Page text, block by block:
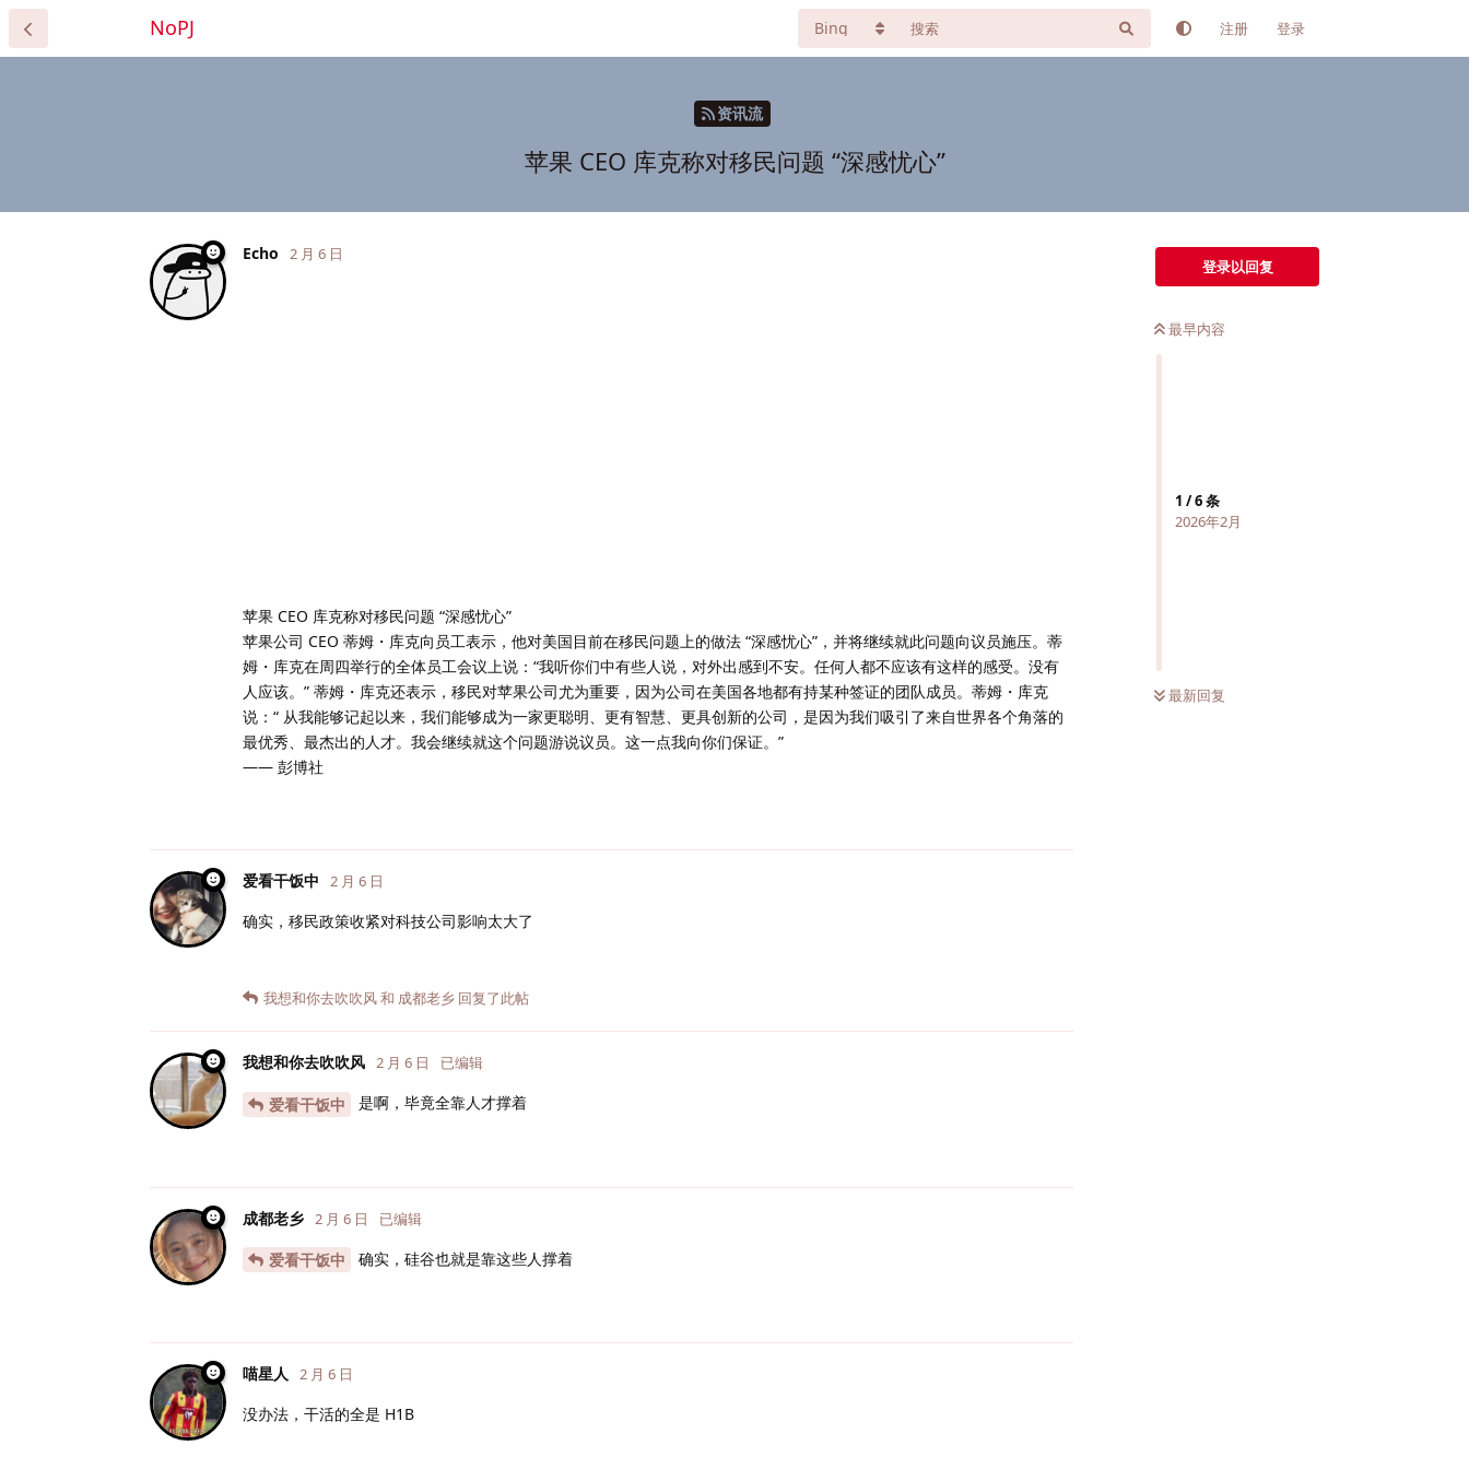
NoPJ 注册 登录
资讯流
苹果 CEO 库克称对移民问题 “深感忧心”
登录以回复
最早内容
1 /6条
2026年2月
最新回复
Echo 2 月 6 日
苹果 CEO 库克称对移民问题 “深感忧心”
苹果公司 CEO 蒂姆・库克向员工表示，他对美国目前在移民问题上的做法 “深感忧心”，并将继续就此问题向议员施压。蒂
姆・库克在周四举行的全体员工会议上说：“我听你们中有些人说，对外出感到不安。任何人都不应该有这样的感受。没有
人应该。” 蒂姆・库克还表示，移民对苹果公司尤为重要，因为公司在美国各地都有持某种签证的团队成员。蒂姆・库克
说：“ 从我能够记起以来，我们能够成为一家更聪明、更有智慧、更具创新的公司，是因为我们吸引了来自世界各个角落的
最优秀、最杰出的人才。我会继续就这个问题游说议员。这一点我向你们保证。”
—— 彭博社
爱看干饭中 2 月 6 日
确实，移民政策收紧对科技公司影响太大了
我想和你去吹吹风和 成都老乡 回复了此帖
我想和你去吹吹风 2 月 6 日 已编辑
爱看干饭中 是啊，毕竟全靠人才撑着
成都老乡 2 月 6 日 已编辑
爱看干饭中 确实，硅谷也就是靠这些人撑着
喵星人 2 月 6 日
没办法，干活的全是 H1B